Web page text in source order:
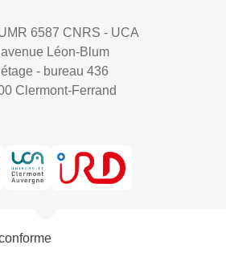
6587 CNRS - UCA
Léon-Blum
- bureau 436
Clermont-Ferrand